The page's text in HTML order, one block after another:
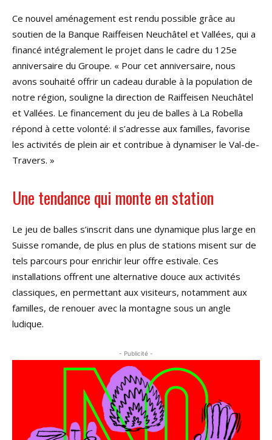
Ce nouvel aménagement est rendu possible grâce au
soutien de la Banque Raiffeisen Neuchâtel et Vallées, qui a
financé intégralement le projet dans le cadre du 125e
anniversaire du Groupe. « Pour cet anniversaire, nous
avons souhaité offrir un cadeau durable à la population de
notre région, souligne la direction de Raiffeisen Neuchâtel
et Vallées. Le financement du jeu de balles à La Robella
répond à cette volonté: il s’adresse aux familles, favorise
les activités de plein air et contribue à dynamiser le Val-de-
Travers. »
Une tendance qui monte en station
Le jeu de balles s’inscrit dans une dynamique plus large en
Suisse romande, de plus en plus de stations misent sur de
tels parcours pour enrichir leur offre estivale. Ces
installations offrent une alternative douce aux activités
classiques, en permettant aux visiteurs, notamment aux
familles, de renouer avec la montagne sous un angle
ludique.
- Publicité -